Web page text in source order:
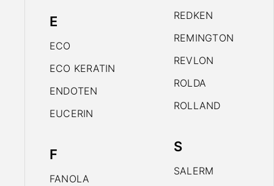
E
ECO
ECO KERATIN
ENDOTEN
EUCERIN
F
FANOLA
REDKEN
REMINGTON
REVLON
ROLDA
ROLLAND
S
SALERM